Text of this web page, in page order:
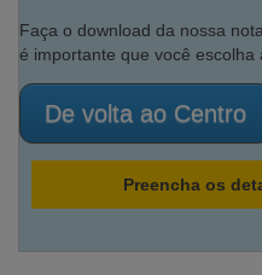
Faça o download da nossa
é importante que você escolha
De volta ao Centro
Preencha os